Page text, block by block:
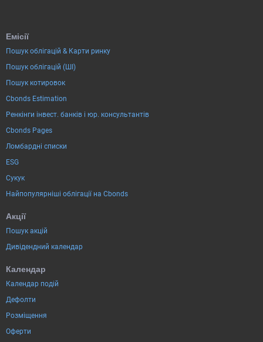
Емісії
Пошук облігацій & Карти ринку
Пошук облігацій (ШІ)
Пошук котировок
Cbonds Estimation
Ренкінги інвест. банків і юр. консультантів
Cbonds Pages
Ломбардні списки
ESG
Сукук
Найпопулярніші облігації на Cbonds
Акції
Пошук акцій
Дивідендний календар
Календар
Календар подій
Дефолти
Розміщення
Оферти